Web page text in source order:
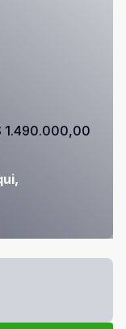
1.490.000,00